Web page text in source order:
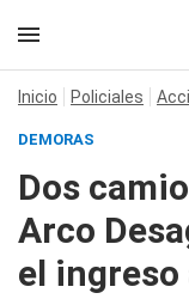
Inicio Policiales
DEMORAS
Dos
Arco
el ingreso